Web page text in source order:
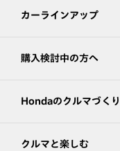
カーラインアップ
購入検討中の方へ
Hondaのクルマづくり
クルマと楽しむ